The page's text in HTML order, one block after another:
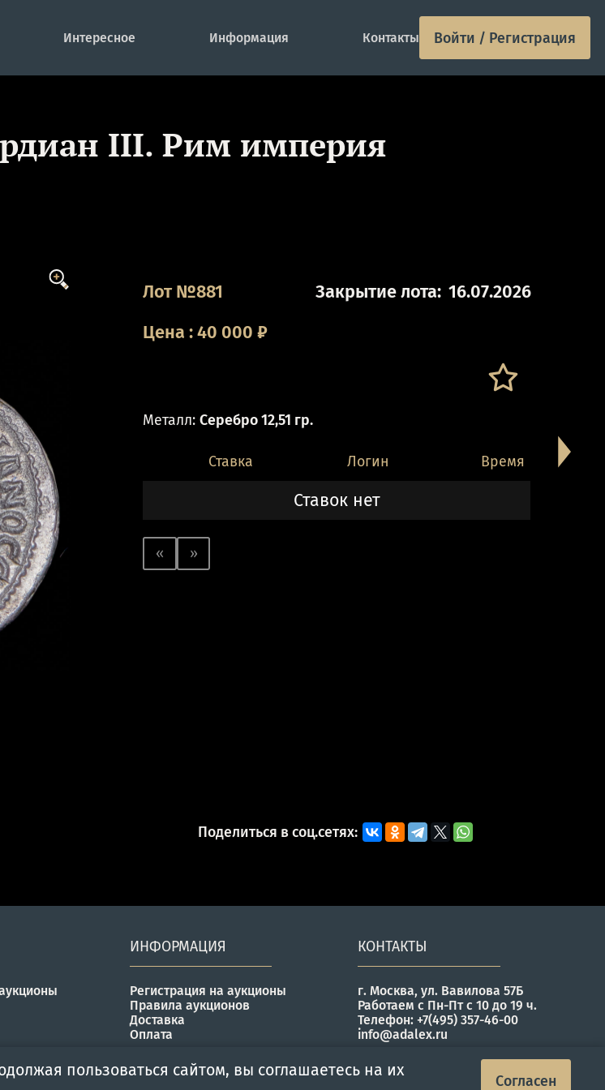
Интересное Информация Контакты Войти / Регистрация
III. Рим империя
Лот №881 Закрытие лота: 16.07.2026
Цена:40 000 ₽
Металл: Серебро 12,51 гр.
Ставка Логин Время
Ставок нет
« »
Поделиться в соц.сетях:
ИНФОРМАЦИЯ
Регистрация на аукционы
Правила аукционов
Доставка
Оплата
КОНТАКТЫ
г. Москва, ул. Вавилова 57Б
Работаем с Пн-Пт с 10 до 19 ч.
Телефон: +7(495) 357-46-00
info@adalex.ru
пользоваться сайтом, вы соглашаетесь на их
Согласен